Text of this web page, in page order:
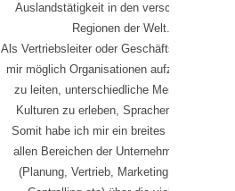
Auslandstätigkeit in den verschiedensten
Regionen der Welt.
Als Vertriebsleiter oder Geschäftsführer war
mir möglich Organisationen aufzubauen oder
zu leiten, unterschiedliche Menschen und
Kulturen zu erleben, Sprachen zu lernen.
Somit habe ich mir ein breites Spektrum in
allen Bereichen der Unternehmensführung
(Planung, Vertrieb, Marketing, Personal,